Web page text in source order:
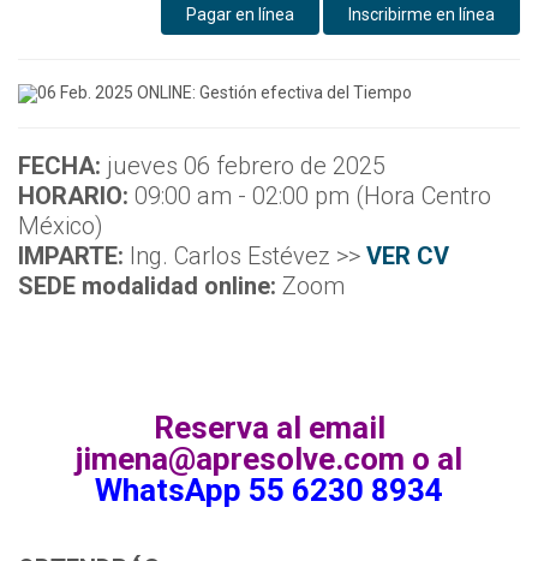
Pagar en línea Inscribirme en línea
FECHA: jueves 06 febrero de 2025
HORARIO: 09:00 am - 02:00 pm (Hora Centro
México)
IMPARTE: Ing. Carlos Estévez >> VER CV
SEDE modalidad online: Zoom
Reserva al email
jimena@apresolve.com o al
WhatsApp 55 6230 8934